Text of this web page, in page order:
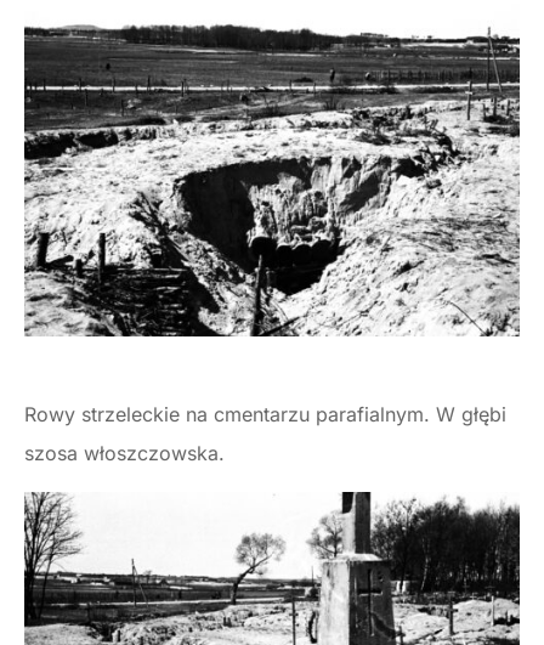
Rowy strzeleckie na cmentarzu parafialnym. W głębi
szosa włoszczowska.